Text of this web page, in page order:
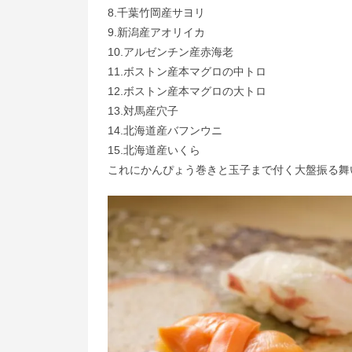
8.千葉竹岡産サヨリ
9.新潟産アオリイカ
10.アルゼンチン産赤海老
11.ボストン産本マグロの中トロ
12.ボストン産本マグロの大トロ
13.対馬産穴子
14.北海道産バフンウニ
15.北海道産いくら
これにかんぴょう巻きと玉子まで付く大盤振る